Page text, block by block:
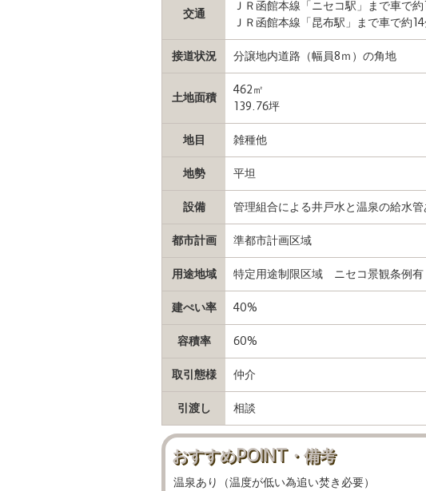
交通
ＪＲ函館本線「ニセコ駅」まで車で約
ＪＲ函館本線「昆布駅」まで車で約14
接道状況 分譲地内道路（幅員8ｍ）の角地
土地面積
462㎡
139.76坪
地目 雑種他
地勢 平坦
設備 管理組合による井戸水と温泉の給水管
都市計画 準都市計画区域
用途地域 特定用途制限区域 ニセコ景観条例有
建ぺい率 40%
容積率 60%
取引態様 仲介
引渡し 相談
おすすめPOINT・備考
温泉あり（温度が低い為追い焚き必要）